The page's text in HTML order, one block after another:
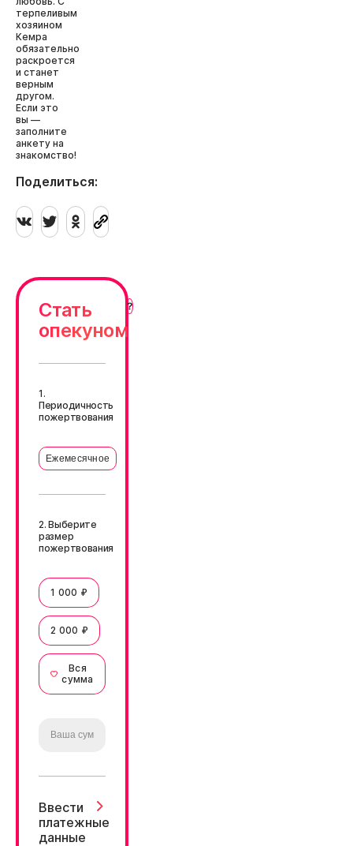
терпеливым
хозяином
Кемра
обязательно
раскроется
и станет
верным
другом.
Если это
вы —
заполните
анкету на
знакомство!
Поделиться:
Стать
опекуном
1.
Периодичность
пожертвования
Ежемесячное
2. Выберите
размер
пожертвования
1 000 ₽
2 000 ₽
Вся
сумма
Ввести
платежные
данные